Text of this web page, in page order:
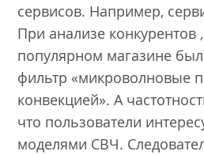
сервисов. Например,
При анализе конкурентов
популярном магазине
фильтр «микроволновые
конвекцией». А
что пользователи
моделями СВЧ.